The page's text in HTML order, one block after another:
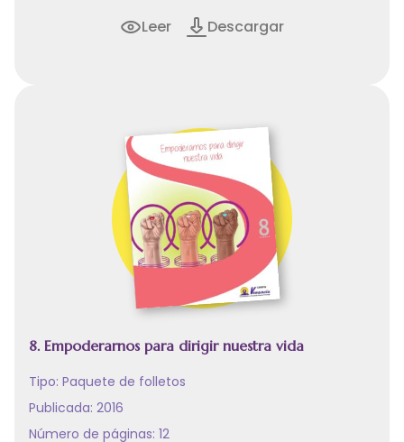
Leer Descargar
8. Empoderarnos para dirigir nuestra vida
Tipo: Paquete de folletos
Publicada: 2016
Número de páginas: 12